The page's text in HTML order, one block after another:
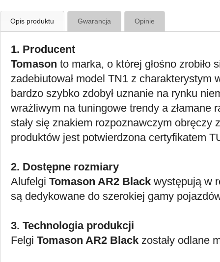
Opis produktu Gwarancja Opinie
1. Producent
Tomason to marka, o której głośno zrobiło
zadebiutował model TN1 z charakterystym
bardzo szybko zdobył uznanie na rynku
wrażliwym na tuningowe trendy a złamane
stały się znakiem rozpoznawczym obręczy
produktów jest potwierdzona certyfikatem
2. Dostępne rozmiary
Alufelgi Tomason AR2 Black występują w
są dedykowane do szerokiej gamy
3. Technologia produkcji
Felgi Tomason AR2 Black zostały odlane